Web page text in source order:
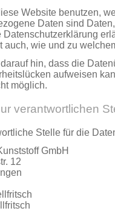
Website benutzen,
Daten sind
Datenschutzerklärung
auch, wie und zu
hin, dass die
aufweisen
möglich.
verantwortlichen
Stelle für die
GmbH
12